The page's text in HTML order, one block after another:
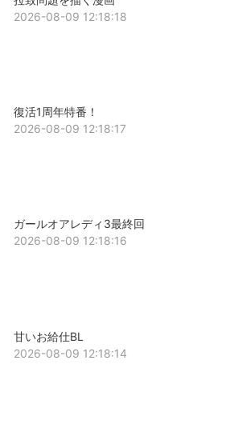
2026-08-09 12:18:18
復活1周年特番！
2026-08-09 12:18:17
ガールオアレディ3最終回
2026-08-09 12:18:16
甘いお給仕BL
2026-08-09 12:18:14